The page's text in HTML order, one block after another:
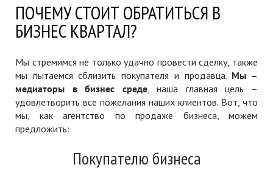
ПОЧЕМУ СТОИТ ОБРАТИТЬСЯ В
БИЗНЕС КВАРТАЛ?
Мы стремимся не только удачно провести сделку, также
мы пытаемся сблизить покупателя и продавца. Мы –
медиаторы в бизнес среде, наша главная цель –
удовлетворить все пожелания наших клиентов. Вот, что
мы, как агентство по продаже бизнеса, можем
предложить:
Покупателю бизнеса